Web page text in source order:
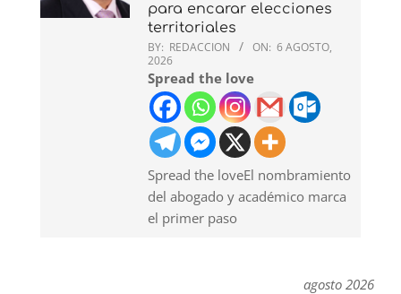
para encarar elecciones
territoriales
BY: REDACCION ON: 6 AGOSTO,
2026
Spread the love
Spread the loveEl nombramiento
del abogado y académico marca
el primer paso
agosto 2026